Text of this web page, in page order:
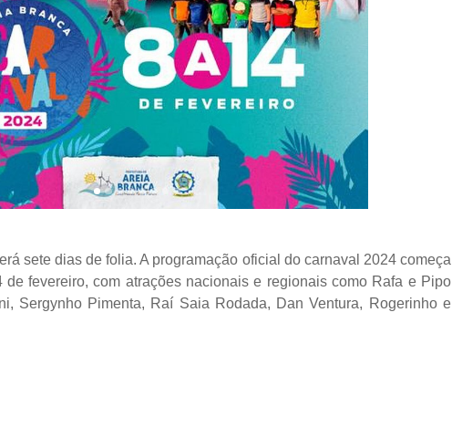
sete dias de folia. A programação oficial do carnaval 2024 começa
fevereiro, com atrações nacionais e regionais como Rafa e Pipo
Sergynho Pimenta, Raí Saia Rodada, Dan Ventura, Rogerinho e